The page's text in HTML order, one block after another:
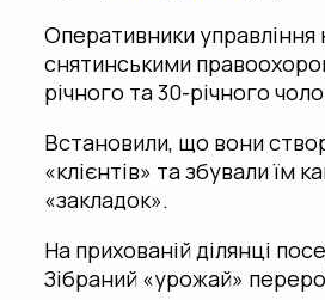
Оперативники управління
снятинськими
річного та 30-річного
Встановили, що вони
«клієнтів» та збували їм
«закладок».
На прихованій ділянці
Зібраний «урожай»